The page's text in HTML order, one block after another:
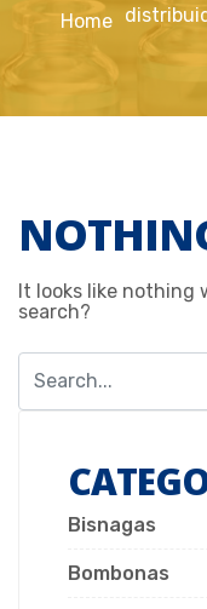
Home
It looks like nothing
search?
Bisnagas
Bombonas